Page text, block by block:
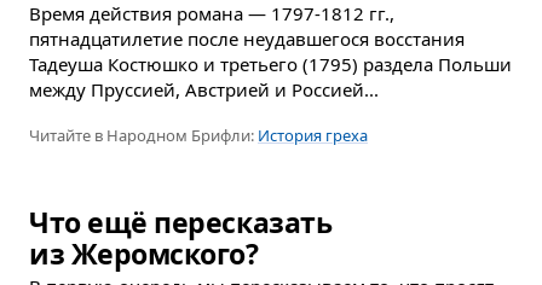
Время действия романа — 1797-1812 гг.,
пятнадцатилетие после неудавшегося восстания
Тадеуша Костюшко и третьего (1795) раздела Польши
между Пруссией, Австрией и Россией...
Читайте в Народном Брифли: История греха
Что ещё пересказать
из Жеромского?